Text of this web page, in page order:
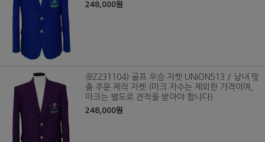
248,000원
(BZ231104) 골프 우승 자켓 UNION513 / 남녀 맞
춤 주문 제작 자켓 (마크 자수는 제외한 가격이며,
마크는 별도로 견적을 받아야 합니다)
248,000원